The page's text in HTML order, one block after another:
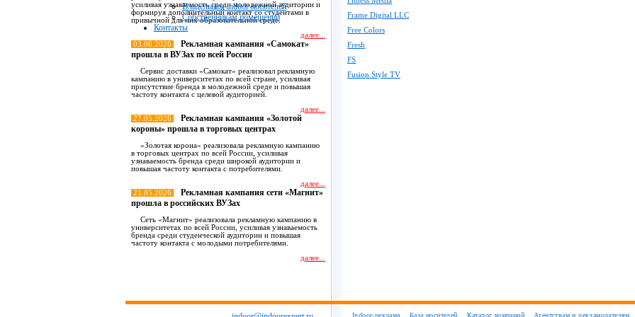
Владельцам indoor носителей
Собственникам помещений
Контакты
усиливая узнаваемость среди молодежной аудитории и
формируя дополнительный контакт со студентами в
привычной для них образовательной среде.
далее...
03.06.2026
Рекламная кампания «Самокат»
прошла в ВУЗах по всей России
Сервис доставки «Самокат» реализовал рекламную
кампанию в университетах по всей стране, усиливая
присутствие бренда в молодежной среде и повышая
частоту контакта с целевой аудиторией.
далее...
27.05.2026
Рекламная кампания «Золотой
короны» прошла в торговых центрах
«Золотая корона» реализовала рекламную кампанию
в торговых центрах по всей России, усиливая
узнаваемость бренда среди широкой аудитории и
повышая частоту контакта с потребителями.
далее...
21.05.2026
Рекламная кампания сети «Магнит»
прошла в российских ВУЗах
Сеть «Магнит» реализовала рекламную кампанию в
университетах по всей России, усиливая узнаваемость
бренда среди студенческой аудитории и повышая
частоту контакта с молодыми потребителями.
далее...
Frame Digital LLC
Free Colors
Fresh
FS
Fusion Style TV
Indoor-реклама База носителей Каталог компаний Агентствам и рекламодателям